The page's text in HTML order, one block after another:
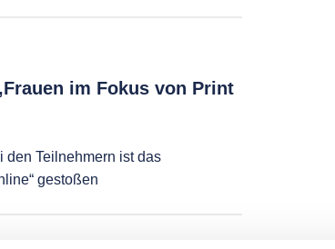
im Fokus von Print
Teilnehmern ist das
gestoßen